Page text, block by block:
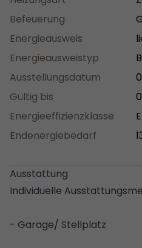
bewohnt, während zwei
das Ladenlokal ab Januar
Jahresnettokaltmiete liegt
(ohne die eigengenutzte
m²).
Fazit
Ob zur gewerblichen
diese Immobilie bietet
individuellen Gestaltung.
dieses besonderen Objekts!
Befeuerung
Energieausweis
Energieausweistyp
Ausstellungsdatum
Gültig bis
Energieeffizienzklasse
E
Endenergiebedarf
Ausstattung
Individuelle
- Garage/ Stellplatz